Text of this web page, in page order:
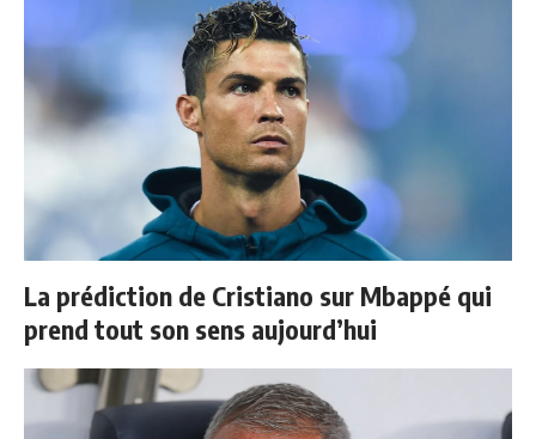
La prédiction de Cristiano sur Mbappé qui
prend tout son sens aujourd’hui